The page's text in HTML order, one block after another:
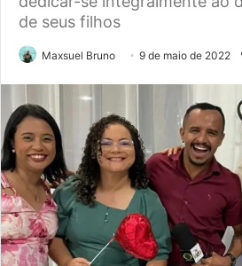
de seus filhos
Maxsuel Bruno 9 de maio de 2022